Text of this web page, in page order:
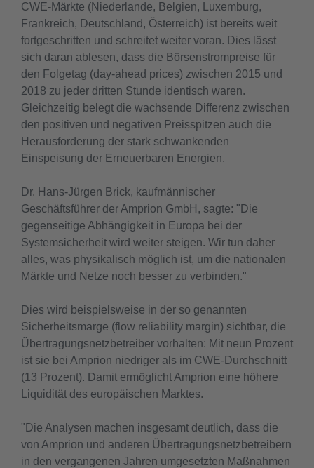
CWE-Märkte (Niederlande, Belgien, Luxemburg,
Frankreich, Deutschland, Österreich) ist bereits weit
fortgeschritten und schreitet weiter voran. Dies lässt
sich daran ablesen, dass die Börsenstrompreise für
den Folgetag (day-ahead prices) zwischen 2015 und
2018 zu jeder dritten Stunde identisch waren.
Gleichzeitig belegt die wachsende Differenz zwischen
den positiven und negativen Preisspitzen auch die
Herausforderung der stark schwankenden
Einspeisung der Erneuerbaren Energien.
Dr. Hans-Jürgen Brick, kaufmännischer
Geschäftsführer der Amprion GmbH, sagte: "Die
gegenseitige Abhängigkeit in Europa bei der
Systemsicherheit wird weiter steigen. Wir tun daher
alles, was physikalisch möglich ist, um die nationalen
Märkte und Netze noch besser zu verbinden."
Dies wird beispielsweise in der so genannten
Sicherheitsmarge (flow reliability margin) sichtbar, die
Übertragungsnetzbetreiber vorhalten: Mit neun Prozent
ist sie bei Amprion niedriger als im CWE-Durchschnitt
(13 Prozent). Damit ermöglicht Amprion eine höhere
Liquidität des europäischen Marktes.
"Die Analysen machen insgesamt deutlich, dass die
von Amprion und anderen Übertragungsnetzbetreibern
in den vergangenen Jahren umgesetzten Maßnahmen